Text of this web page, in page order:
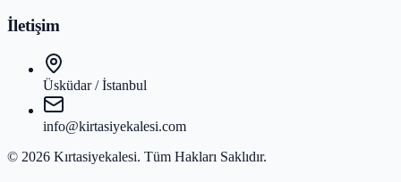
İletişim
Üsküdar / İstanbul
info@kirtasiyekalesi.com
© 2026 Kırtasiyekalesi. Tüm Hakları Saklıdır.